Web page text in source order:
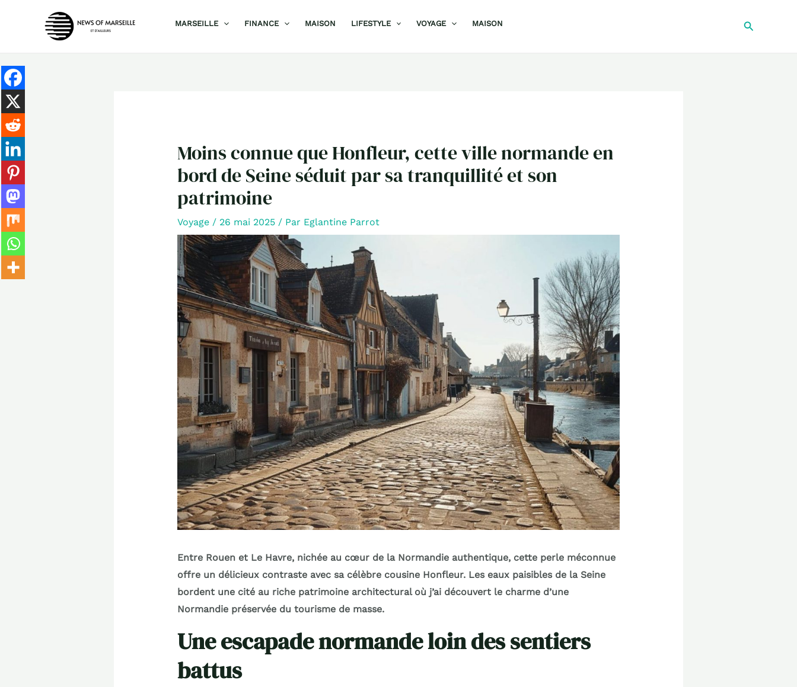
MARSEILLE FINANCE MAISON LIFESTYLE VOYAGE MAISON
Moins connue que Honfleur, cette ville normande en
bord de Seine séduit par sa tranquillité et son
patrimoine
Voyage/ 26 mai 2025 / Par Eglantine Parrot
Entre Rouen et Le Havre, nichée au cœur de la Normandie authentique, cette perle méconnue
offre un délicieux contraste avec sa célèbre cousine Honfleur. Les eaux paisibles de la Seine
bordent une cité au riche patrimoine architectural où j’ai découvert le charme d’une
Normandie préservée du tourisme de masse.
Une escapade normande loin des sentiers
battus